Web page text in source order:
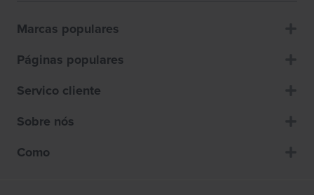
Marcas populares
Páginas populares
Servico cliente
Sobre nós
Como